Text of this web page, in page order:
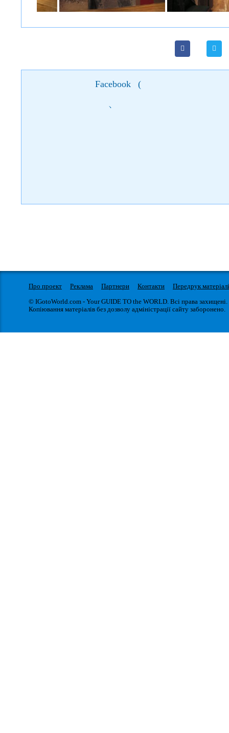
Facebook (
)
Про проект Реклама Партнери Контакти
Передрук
© IGotoWorld.com - Your GUIDE TO the WORLD. Всі права захищені.
Копіювання матеріалів без дозволу адміністрації сайту заборонено.